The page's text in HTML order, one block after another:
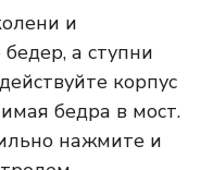
и
а ступни
корпус
бедра в мост.
нажмите и